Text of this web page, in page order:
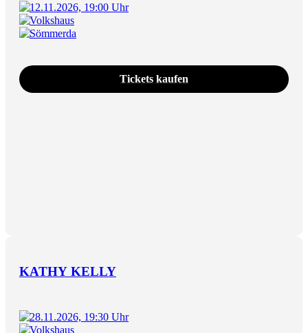
12.11.2026, 19:00 Uhr
Volkshaus
Sömmerda
Tickets kaufen
KATHY KELLY
28.11.2026, 19:30 Uhr
Volkshaus